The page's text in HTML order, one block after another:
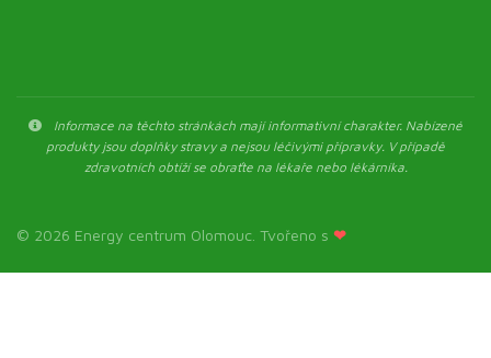
Informace na těchto stránkách mají informativní charakter. Nabízené
produkty jsou doplňky stravy a nejsou léčivými přípravky. V případě
zdravotních obtíží se obraťte na lékaře nebo lékárníka.
© 2026 Energy centrum Olomouc. Tvořeno s ❤